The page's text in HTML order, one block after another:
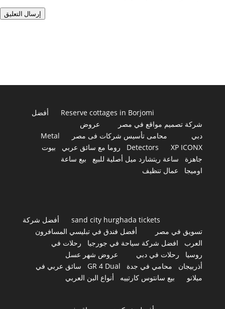
إرسال التعليق
Reserve cottages in Borjomi
أفضل
شركة تصميم مواقع في مصر
عروض
دبي
محامى تأسيس شركات فى مصر
Metal
Detectors
XP ICONX روما مع سائق عربي
بيوت
جاهزة
ساعة ريتشارد ميل أصلية للبيع
بيع ساعة
اوميجا
عمال تنظيف
sand city hurghada tickets
أفضل شركة
تسويق في مصر
أفضل فندق في تبليسي المسافرون
العرب
افضل شركة سياحة في جورجيا
رحلات في
روسيا
رحلات في دبي
عروض شهر عسل
أذربيجان
محامي في جدة GR 4 Dual
سائق عربي في
ميلانو
بيع سانتوس كارتييه أنواع البن العربي